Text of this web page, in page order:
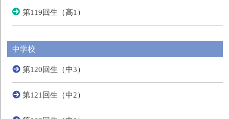
第119回生（高1）
中学校
第120回生（中3）
第121回生（中2）